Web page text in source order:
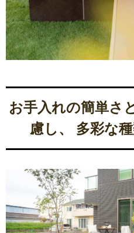
お手入れの簡単さ
慮し、 多彩な